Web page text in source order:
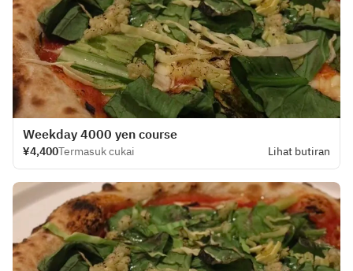
Weekday 4000 yen course
¥4,400Termasuk cukai Lihat butiran